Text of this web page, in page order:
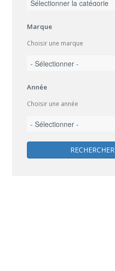
Marque
Choisir une marque
Année
Choisir une année
RECHERCHER